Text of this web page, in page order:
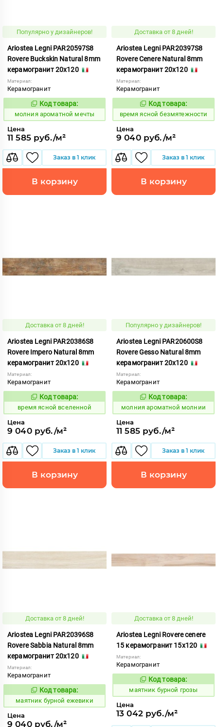
Популярно у дизайнеров!
Ariostea Legni PAR20597S8
Rovere Buckskin Natural 8mm
керамогранит 20x120
Материал:
Керамогранит
1000301
Код товара:
молния ароматной мечты
Цена
11 585 руб./м²
Заказ в 1 клик
В корзину
Доставка от 8 дней!
Ariostea Legni PAR20397S8
Rovere Cenere Natural 8mm
керамогранит 20x120
Материал:
Керамогранит
234254
Код товара:
время ясной безмятежности
Цена
9 040 руб./м²
Заказ в 1 клик
В корзину
Доставка от 8 дней!
Ariostea Legni PAR20386S8
Rovere Impero Natural 8mm
керамогранит 20x120
Материал:
Керамогранит
234263
Код товара:
время ясной вселенной
Цена
9 040 руб./м²
Заказ в 1 клик
В корзину
Популярно у дизайнеров!
Ariostea Legni PAR20600S8
Rovere Gesso Natural 8mm
керамогранит 20x120
Материал:
Керамогранит
1000303
Код товара:
молния ароматной молнии
Цена
11 585 руб./м²
Заказ в 1 клик
В корзину
Доставка от 8 дней!
Ariostea Legni PAR20396S8
Rovere Sabbia Natural 8mm
керамогранит 20x120
Материал:
Керамогранит
922774
Код товара:
маятник бурной ежевики
Цена
9 040 руб./м²
Доставка от 8 дней!
Ariostea Legni Rovere cenere
15 керамогранит 15x120
Материал:
Керамогранит
922769
Код товара:
маятник бурной грозы
Цена
13 042 руб./м²